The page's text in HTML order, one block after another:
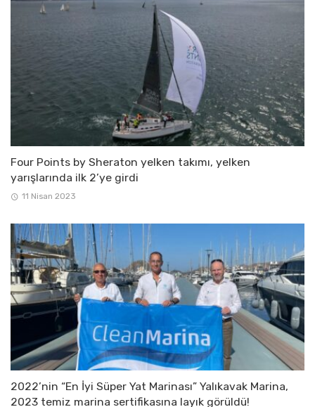
Four Points by Sheraton yelken takımı, yelken
yarışlarında ilk 2’ye girdi
11 Nisan 2023
2022’nin “En İyi Süper Yat Marinası” Yalıkavak Marina,
2023 temiz marina sertifikasına layık görüldü!